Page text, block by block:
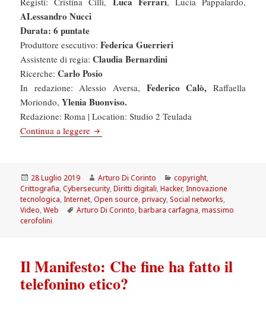
ALessandro Nucci
Durata: 6 puntate
Produttore esecutivo:Federica Guerrieri
Assistente di regia:Claudia Bernardini
Ricerche:Carlo Posio
In redazione: Alessio Aversa, Federico Calò, Raffaella
Moriondo,Ylenia Buonviso.
Redazione: Roma | Location: Studio 2 Teulada
Continua a leggere RAIUNO: CODICE, LA VITA DIGITALE
Scritto
il
28 Luglio 2019 Autore
Arturo Di Corinto Categorie
copyright,
Crittografia,Cybersecurity,Diritti digitali,Hacker,Innovazione
tecnologica,Internet,Open source,privacy,Social networks,
Video,Web Tag
Arturo Di Corinto,barbara carfagna,massimo
cerofolini
Il Manifesto: Che fine ha fatto il
telefonino etico?